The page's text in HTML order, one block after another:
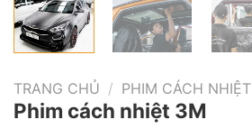
TRANG CHỦ / PHIM CÁCH NHIỆT
Phim cách nhiệt 3M